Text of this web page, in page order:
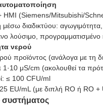
HMI (Siemens/Mitsubishi/
διαδικτύου:
λούσιμο,
νερού
προϊόντος (ανάλογα με τη
1·10 μS/cm (ακολουθεί τα
≤ 100 CFU/ml
EU/mL (με διπλή RO ή RO +
συστήματος